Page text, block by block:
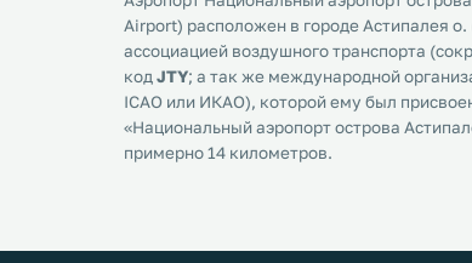
Airport) расположен в городе Астипалея
ассоциацией воздушного транспорта
код JTY; а так же международной
ICAO или ИКАО), которой ему был
«Национальный аэропорт острова
примерно 14 километров.